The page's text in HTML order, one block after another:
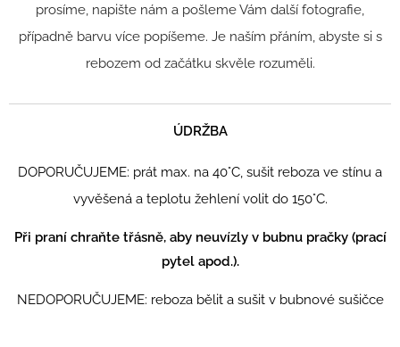
prosíme, napište nám a pošleme Vám další fotografie,
případně barvu více popíšeme. Je naším přáním, abyste si s
rebozem od začátku skvěle rozuměli.
ÚDRŽBA
DOPORUČUJEME: prát max. na 40°C, sušit reboza ve stínu a
vyvěšená a teplotu žehlení volit do 150°C.
Při praní chraňte třásně, aby neuvízly v bubnu pračky (prací
pytel apod.).
NEDOPORUČUJEME: reboza bělit a sušit v bubnové sušičce